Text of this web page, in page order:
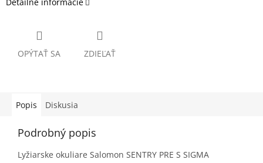
Detailné informácie
OPÝTAŤ SA ZDIEĽAŤ
Popis Diskusia
Podrobný popis
Lyžiarske okuliare Salomon SENTRY PRE S SIGMA